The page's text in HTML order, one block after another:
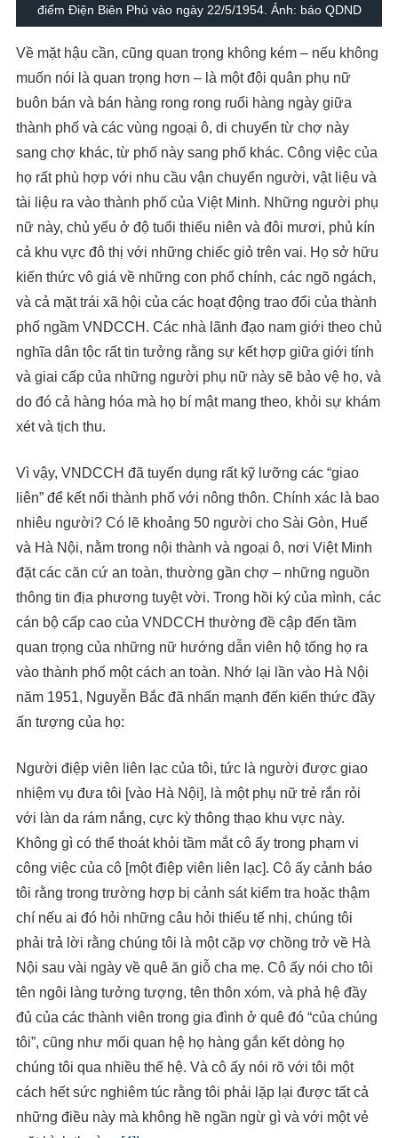
điểm Điện Biên Phủ vào ngày 22/5/1954. Ảnh: báo QDND
Về mặt hậu cần, cũng quan trọng không kém – nếu không
muốn nói là quan trọng hơn – là một đội quân phụ nữ
buôn bán và bán hàng rong rong ruổi hàng ngày giữa
thành phố và các vùng ngoại ô, di chuyển từ chợ này
sang chợ khác, từ phố này sang phố khác. Công việc của
họ rất phù hợp với nhu cầu vận chuyển người, vật liệu và
tài liệu ra vào thành phố của Việt Minh. Những người phụ
nữ này, chủ yếu ở độ tuổi thiếu niên và đôi mươi, phủ kín
cả khu vực đô thị với những chiếc giỏ trên vai. Họ sở hữu
kiến thức vô giá về những con phố chính, các ngõ ngách,
và cả mặt trái xã hội của các hoạt động trao đổi của thành
phố ngầm VNDCCH. Các nhà lãnh đạo nam giới theo chủ
nghĩa dân tộc rất tin tưởng rằng sự kết hợp giữa giới tính
và giai cấp của những người phụ nữ này sẽ bảo vệ họ, và
do đó cả hàng hóa mà họ bí mật mang theo, khỏi sự khám
xét và tịch thu.
Vì vậy, VNDCCH đã tuyển dụng rất kỹ lưỡng các “giao
liên” để kết nối thành phố với nông thôn. Chính xác là bao
nhiêu người? Có lẽ khoảng 50 người cho Sài Gòn, Huế
và Hà Nội, nằm trong nội thành và ngoại ô, nơi Việt Minh
đặt các căn cứ an toàn, thường gần chợ – những nguồn
thông tin địa phương tuyệt vời. Trong hồi ký của mình, các
cán bộ cấp cao của VNDCCH thường đề cập đến tầm
quan trọng của những nữ hướng dẫn viên hộ tống họ ra
vào thành phố một cách an toàn. Nhớ lại lần vào Hà Nội
năm 1951, Nguyễn Bắc đã nhấn mạnh đến kiến thức đầy
ấn tượng của họ:
Người điệp viên liên lạc của tôi, tức là người được giao
nhiệm vụ đưa tôi [vào Hà Nội], là một phụ nữ trẻ rắn rỏi
với làn da rám nắng, cực kỳ thông thạo khu vực này.
Không gì có thể thoát khỏi tầm mắt cô ấy trong phạm vi
công việc của cô [một điệp viên liên lạc]. Cô ấy cảnh báo
tôi rằng trong trường hợp bị cảnh sát kiểm tra hoặc thậm
chí nếu ai đó hỏi những câu hỏi thiếu tế nhị, chúng tôi
phải trả lời rằng chúng tôi là một cặp vợ chồng trở về Hà
Nội sau vài ngày về quê ăn giỗ cha mẹ. Cô ấy nói cho tôi
tên ngôi làng tưởng tượng, tên thôn xóm, và phả hệ đầy
đủ của các thành viên trong gia đình ở quê đó “của chúng
tôi”, cũng như mối quan hệ họ hàng gắn kết dòng họ
chúng tôi qua nhiều thế hệ. Và cô ấy nói rõ với tôi một
cách hết sức nghiêm túc rằng tôi phải lặp lại được tất cả
những điều này mà không hề ngần ngừ gì và với một vẻ